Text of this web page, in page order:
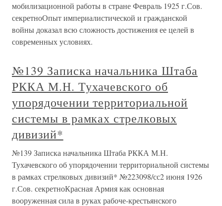
мобилизационной работы в стране Февраль 1925 г.Сов.
секретноОпыт империалистической и гражданской
войны доказал всю сложность достижения ее целей в
современных условиях.
№139 Записка начальника Штаба
РККА М.Н. Тухачевского об
упорядочении территориальной
системы в рамках стрелковых
дивизий*
№139 Записка начальника Штаба РККА М.Н.
Тухачевского об упорядочении территориальной системы
в рамках стрелковых дивизий* №223098/сс2 июня 1926
г.Сов. секретноКрасная Армия как основная
вооруженная сила в руках рабоче-крестьянского